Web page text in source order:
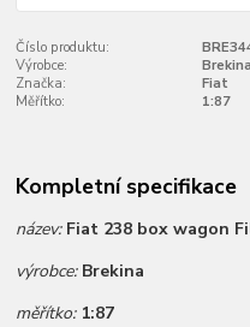
Číslo produktu:
Výrobce:
Brekina
Značka:
Fiat
Měřítko:
1:87
Kompletní specifikace
název: Fiat 238 box wagon
výrobce: Brekina
měřítko: 1:87